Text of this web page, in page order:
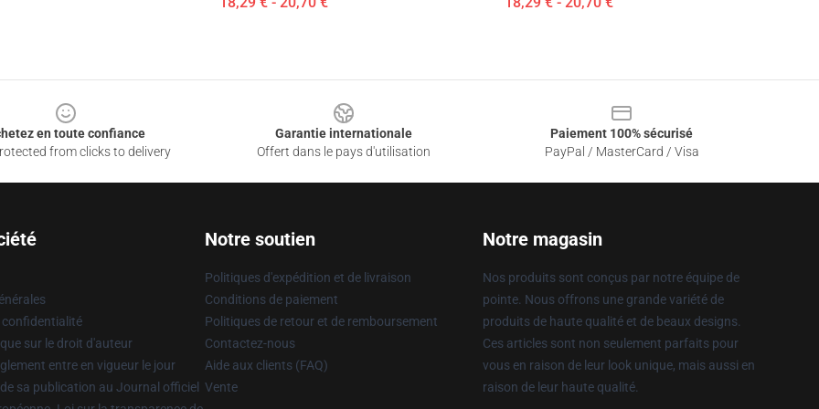
en toute confiance
from clicks to delivery
Garantie internationale
Offert dans le pays d'utilisation
Paiement 100% sécurisé
PayPal / MasterCard / Visa
confidentialité
sur le droit d'auteur
entre en vigueur le jour
sa publication au Journal officiel
Notre soutien
Politiques d'expédition et de livraison
Conditions de paiement
Politiques de retour et de remboursement
Contactez-nous
Aide aux clients (FAQ)
Vente
Notre magasin
Nos produits sont conçus par notre équipe de
pointe. Nous offrons une grande variété de
produits de haute qualité et de beaux designs.
Ces articles sont non seulement parfaits pour
vous en raison de leur look unique, mais aussi en
raison de leur haute qualité.